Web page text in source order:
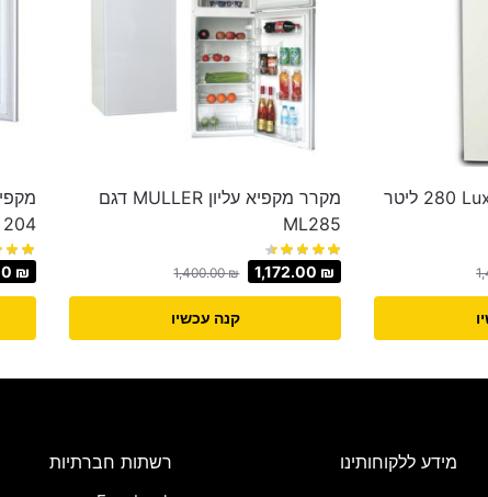
מקרר מקפיא עליון Luxor ‏280 ‏ליטר
מקרר מקפיא עליון MULLER דגם
ML285
1,400.00₪ 1,172.00 ₪
קנה עכשיו
204
₪
מידע ללקוחותינו רשתות חברתיות